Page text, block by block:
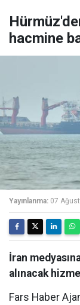
hacmine
Yayınlanma: 07
İran
alınacak
Fars Haber